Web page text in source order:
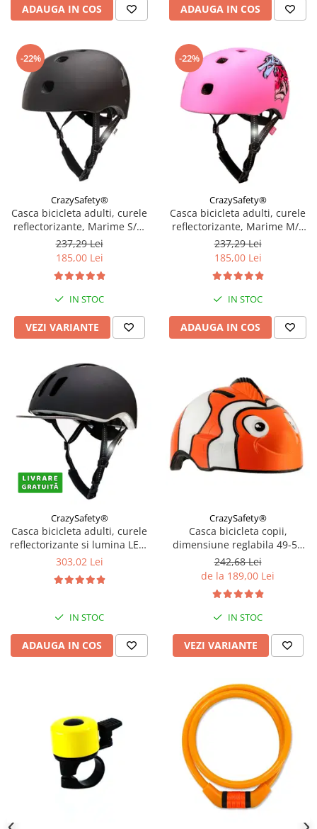
ADAUGA IN COS ADAUGA IN COS
-22%
CrazySafety®
Casca bicicleta adulti, curele
reflectorizante, Marime S/M
(52-56cm), model Ramp,
Diverse culori
237,29 Lei
185,00 Lei
IN STOC
VEZI VARIANTE
-22%
CrazySafety®
Casca bicicleta adulti, curele
reflectorizante, Marime M/L
(54-60cm), model Ramp,
Grafitti Roz
237,29 Lei
185,00 Lei
IN STOC
ADAUGA IN COS
CrazySafety®
Casca bicicleta adulti, curele
reflectorizante si lumina LED,
dimensiune reglabila 53-59
303,02 Lei
IN STOC
ADAUGA IN COS
CrazySafety®
Casca bicicleta copii,
dimensiune reglabila 49-55
cm, 2-7 ani, Diverse modele
242,68 Lei
de la 189,00 Lei
IN STOC
VEZI VARIANTE